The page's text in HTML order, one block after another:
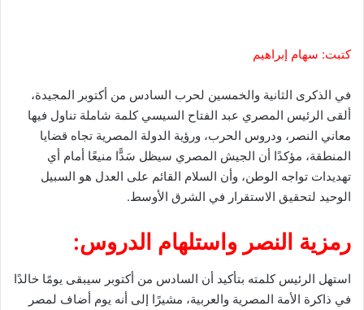
كتبت: سهام إبراهيم
في الذكرى الثانية والخمسين لحرب السادس من أكتوبر المجيدة،
ألقى الرئيس المصري عبد الفتاح السيسي كلمة شاملة تناول فيها
معاني النصر، ودروس الحرب، ورؤية الدولة المصرية تجاه قضايا
المنطقة، مؤكدًا أن الجيش المصري سيظل سَدًّا منيعًا أمام أي
تهديدات تواجه الوطن، وأن السلام القائم على العدل هو السبيل
الوحيد لتحقيق الاستقرار في الشرق الأوسط.
رمزية النصر واستلهام الدروس:
استهل الرئيس كلمته بتأكيد أن السادس من أكتوبر سيبقى يومًا خالدًا
في ذاكرة الأمة المصرية والعربية، مشيرًا إلى أنه يوم أضاف لمصر